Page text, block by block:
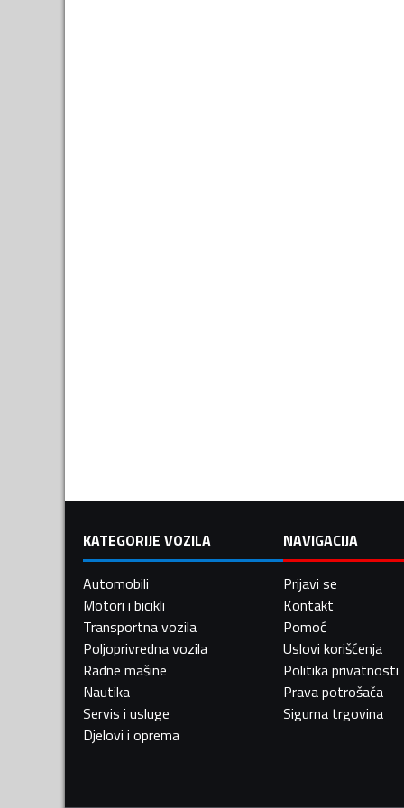
KATEGORIJE VOZILA
Automobili
Motori i bicikli
Transportna vozila
Poljoprivredna vozila
Radne mašine
Nautika
Servis i usluge
Djelovi i oprema
NAVIGACIJA
Prijavi se
Kontakt
Pomoć
Uslovi korišćenja
Politika privatnosti
Prava potrošača
Sigurna trgovina